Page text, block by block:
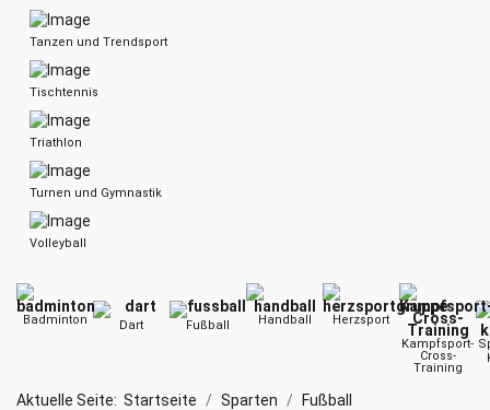
Tanzen und Trendsport
Tischtennis
Triathlon
Turnen und Gymnastik
Volleyball
Badminton Dart Fußball Handball
Herzsport
Kampfsport-
Cross-
Training
Aktuelle Seite: Startseite Sparten
Fußball